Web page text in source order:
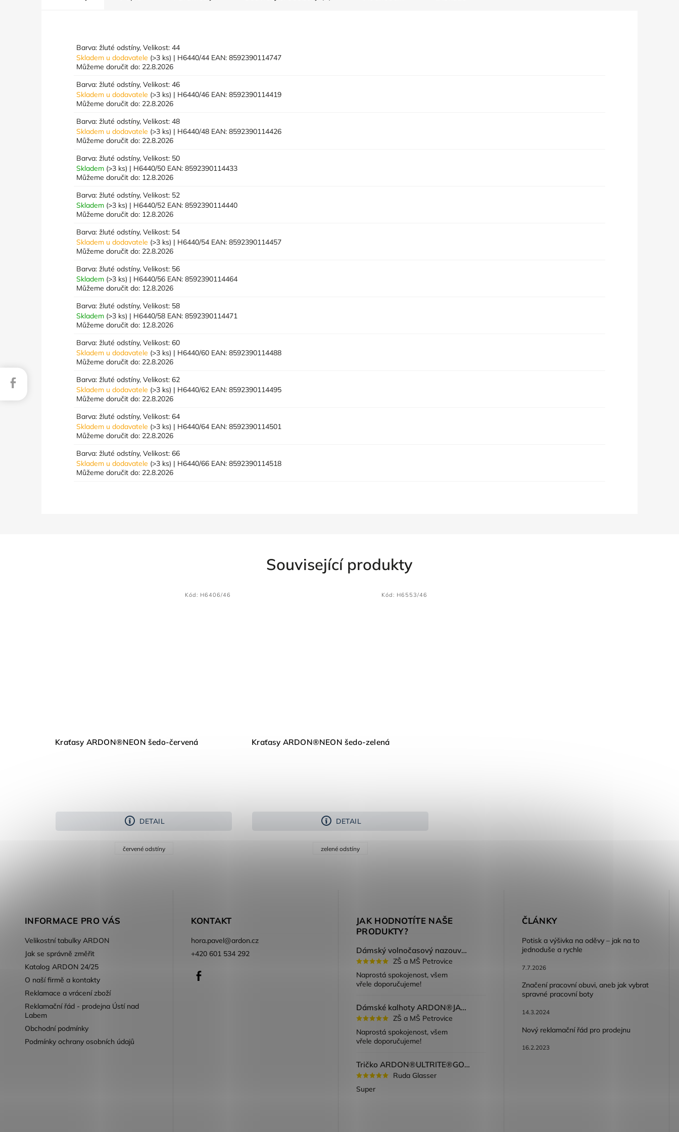
Barva: žluté odstíny, Velikost: 44
Skladem u dodavatele (>3 ks) | H6440/44 EAN: 8592390114747
Můžeme doručit do: 22.8.2026
Barva: žluté odstíny, Velikost: 46
Skladem u dodavatele (>3 ks) | H6440/46 EAN: 8592390114419
Můžeme doručit do: 22.8.2026
Barva: žluté odstíny, Velikost: 48
Skladem u dodavatele (>3 ks) | H6440/48 EAN: 8592390114426
Můžeme doručit do: 22.8.2026
Barva: žluté odstíny, Velikost: 50
Skladem (>3 ks) | H6440/50 EAN: 8592390114433
Můžeme doručit do: 12.8.2026
Barva: žluté odstíny, Velikost: 52
Skladem (>3 ks) | H6440/52 EAN: 8592390114440
Můžeme doručit do: 12.8.2026
Barva: žluté odstíny, Velikost: 54
Skladem u dodavatele (>3 ks) | H6440/54 EAN: 8592390114457
Můžeme doručit do: 22.8.2026
Barva: žluté odstíny, Velikost: 56
Skladem (>3 ks) | H6440/56 EAN: 8592390114464
Můžeme doručit do: 12.8.2026
Barva: žluté odstíny, Velikost: 58
Skladem (>3 ks) | H6440/58 EAN: 8592390114471
Můžeme doručit do: 12.8.2026
Barva: žluté odstíny, Velikost: 60
Skladem u dodavatele (>3 ks) | H6440/60 EAN: 8592390114488
Můžeme doručit do: 22.8.2026
Barva: žluté odstíny, Velikost: 62
Skladem u dodavatele (>3 ks) | H6440/62 EAN: 8592390114495
Můžeme doručit do: 22.8.2026
Barva: žluté odstíny, Velikost: 64
Skladem u dodavatele (>3 ks) | H6440/64 EAN: 8592390114501
Můžeme doručit do: 22.8.2026
Barva: žluté odstíny, Velikost: 66
Skladem u dodavatele (>3 ks) | H6440/66 EAN: 8592390114518
Můžeme doručit do: 22.8.2026
Související produkty
Kraťasy ARDON®NEON šedo-červená
DETAIL
červené odstíny
Kód: H6406/46
Kraťasy ARDON®NEON šedo-zelená
DETAIL
zelené odstíny
Kód: H6553/46
INFORMACE PRO VÁS
Velikostní tabulky ARDON
Jak se správně změřit
Katalog ARDON 24/25
O naší firmě a kontakty
Reklamace a vrácení zboží
Reklamační řád - prodejna Ústí nad
Labem
Obchodní podmínky
Podmínky ochrany osobních údajů
KONTAKT
hora.pavel@ardon.cz
+420 601 534 292
JAK HODNOTÍTE NAŠE
PRODUKTY?
Dámský volnočasový nazouvák ARDON®JUNO - růžová
ZŠ a MŠ Petrovice
Naprostá spokojenost, všem
vřele doporučujeme!
Dámské kalhoty ARDON®JASVENA šedá
ZŠ a MŠ Petrovice
Naprostá spokojenost, všem
vřele doporučujeme!
Tričko ARDON®ULTRITE®GO! dámské růžová
Ruda Glasser
Super
ČLÁNKY
Potisk a výšivka na oděvy – jak na to
jednoduše a rychle
7.7.2026
Značení pracovní obuvi, aneb jak vybrat
spravné pracovní boty
14.3.2024
Nový reklamační řád pro prodejnu
16.2.2023